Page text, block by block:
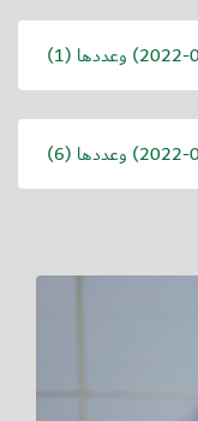
2022-) وعددها (1)
2022-) وعددها (6)